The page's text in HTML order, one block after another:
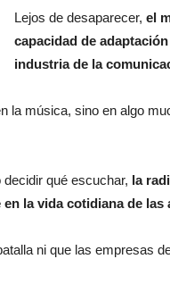
Lejos de desaparecer, el
capacidad de
industria de la
la música, sino en algo
qué escuchar, la
la vida cotidiana de las
ni que las empresas